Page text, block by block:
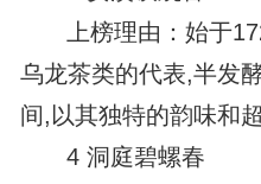
上榜理由：始于
乌龙茶类的代表,半发
间,以其独特的韵味和
4 洞庭碧螺春